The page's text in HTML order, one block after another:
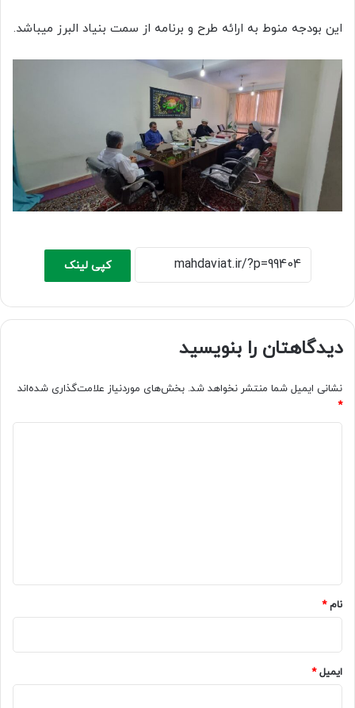
این بودجه منوط به ارائه طرح و برنامه از سمت بنیاد البرز میباشد.
کپی لینک
دیدگاهتان را بنویسید
نشانی ایمیل شما منتشر نخواهد شد. بخش‌های موردنیاز علامت‌گذاری شده‌اند
*
نام*
ایمیل*